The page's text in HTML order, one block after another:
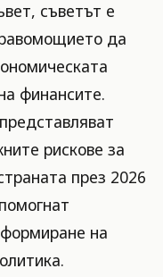
съветът е
да
финансите.
рискове за
през 2026
на